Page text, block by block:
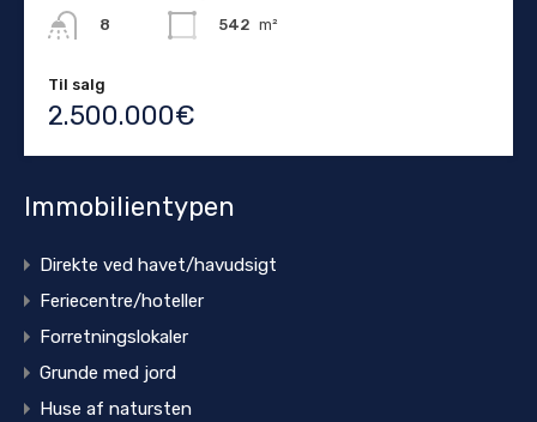
8
542 m²
Til salg
2.500.000€
Immobilientypen
Direkte ved havet/havudsigt
Feriecentre/hoteller
Forretningslokaler
Grunde med jord
Huse af natursten